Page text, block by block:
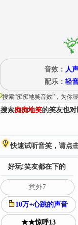
音效： 人
配乐： 轻
搜索“痴痴地笑音效”，为你
搜索痴痴地笑的笑友也对
快速试听音笑，请点
好玩!笑友都在下的
意外7
10万+心跳的声音
★★惊呼13